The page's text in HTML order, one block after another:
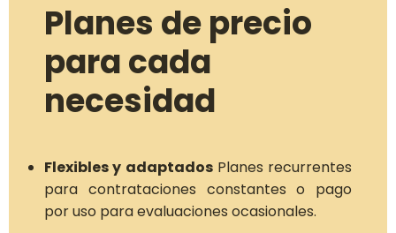
Planes de precio
para cada
necesidad
Flexibles y adaptadosPlanes recurrentes
para contrataciones constantes o pago
por uso para evaluaciones ocasionales.